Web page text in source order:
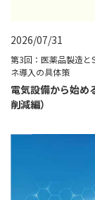
2026/07/31
第3回：医薬品製造と
ネ導入の具体策
電気設備から始め
削減編）